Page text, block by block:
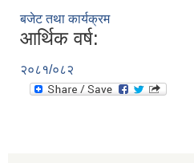
बजेट तथा कार्यक्रम
आर्थिक वर्ष:
२०८१/०८२